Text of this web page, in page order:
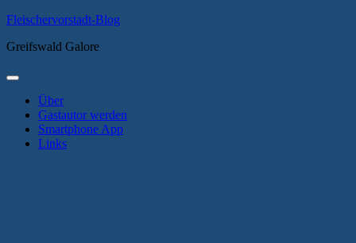
Zum
springen
Fleischervorstadt-Blog
Greifswald Galore
Primäres
Über
Gastautor werden
Smartphone App
Links